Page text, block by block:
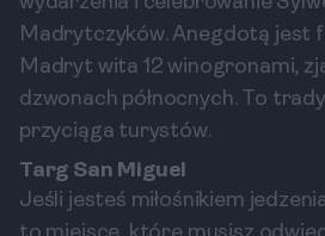
Madrytczyków. Anegdotą jest
Madryt wita 12 winogronami,
dzwonach północnych. To
przyciąga turystów.
Targ San Miguel
Jeśli jesteś miłośnikiem